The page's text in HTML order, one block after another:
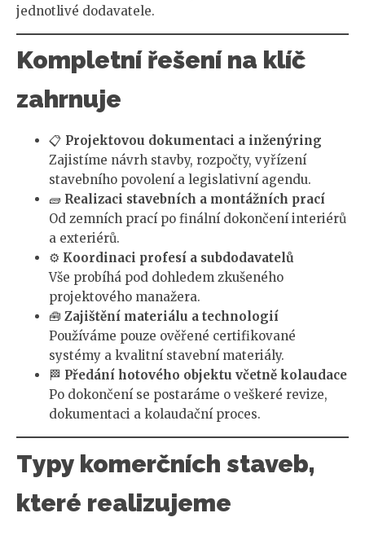
jednotlivé dodavatele.
Kompletní řešení na klíč
zahrnuje
📋 Projektovou dokumentaci a inženýring
Zajistíme návrh stavby, rozpočty, vyřízení
stavebního povolení a legislativní agendu.
🧱 Realizaci stavebních a montážních prací
Od zemních prací po finální dokončení interiérů
a exteriérů.
⚙️ Koordinaci profesí a subdodavatelů
Vše probíhá pod dohledem zkušeného
projektového manažera.
🧰 Zajištění materiálu a technologií
Používáme pouze ověřené certifikované
systémy a kvalitní stavební materiály.
🏁 Předání hotového objektu včetně kolaudace
Po dokončení se postaráme o veškeré revize,
dokumentaci a kolaudační proces.
Typy komerčních staveb,
které realizujeme